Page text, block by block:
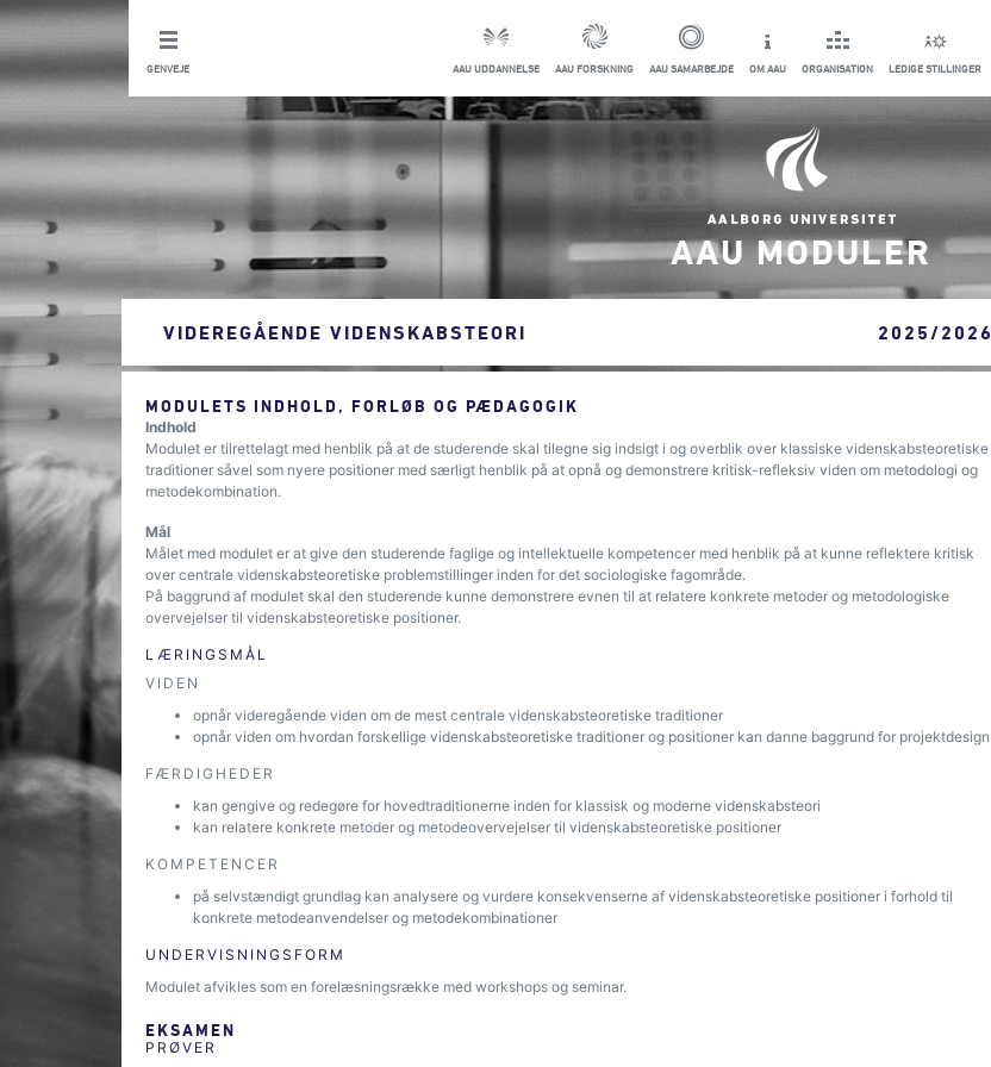
GENVEJE AAU UDDANNELSE AAU FORSKNING AAU SAMARBEJDE OM AAU ORGANISATION LEDIGE STILLINGER
AAU MODULER
VIDEREGÅENDE VIDENSKABSTEORI 2025/2026
MODULETS INDHOLD, FORLØB OG PÆDAGOGIK
Indhold
Modulet er tilrettelagt med henblik på at de studerende skal tilegne sig indsigt i og overblik over klassiske videnskabsteoretiske
traditioner såvel som nyere positioner med særligt henblik på at opnå og demonstrere kritisk-refleksiv viden om metodologi og
metodekombination.
Mål
Målet med modulet er at give den studerende faglige og intellektuelle kompetencer med henblik på at kunne reflektere kritisk
over centrale videnskabsteoretiske problemstillinger inden for det sociologiske fagområde.
På baggrund af modulet skal den studerende kunne demonstrere evnen til at relatere konkrete metoder og metodologiske
overvejelser til videnskabsteoretiske positioner.
LÆRINGSMÅL
VIDEN
opnår videregående viden om de mest centrale videnskabsteoretiske traditioner
opnår viden om hvordan forskellige videnskabsteoretiske traditioner og positioner kan danne baggrund for projektdesign
FÆRDIGHEDER
kan gengive og redegøre for hovedtraditionerne inden for klassisk og moderne videnskabsteori
kan relatere konkrete metoder og metodeovervejelser til videnskabsteoretiske positioner
KOMPETENCER
på selvstændigt grundlag kan analysere og vurdere konsekvenserne af videnskabsteoretiske positioner i forhold til
konkrete metodeanvendelser og metodekombinationer
UNDERVISNINGSFORM
Modulet afvikles som en forelæsningsrække med workshops og seminar.
EKSAMEN
PRØVER